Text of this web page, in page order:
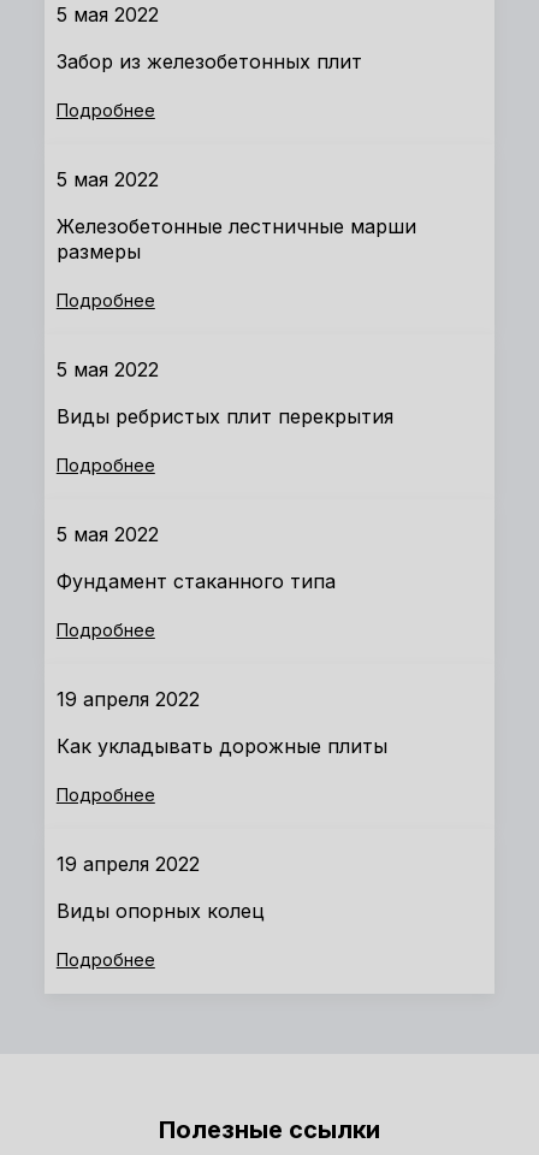
5 мая 2022
Забор из железобетонных плит
Подробнее
5 мая 2022
Железобетонные лестничные марши
размеры
Подробнее
5 мая 2022
Виды ребристых плит перекрытия
Подробнее
5 мая 2022
Фундамент стаканного типа
Подробнее
19 апреля 2022
Как укладывать дорожные плиты
Подробнее
19 апреля 2022
Виды опорных колец
Подробнее
Полезные ссылки